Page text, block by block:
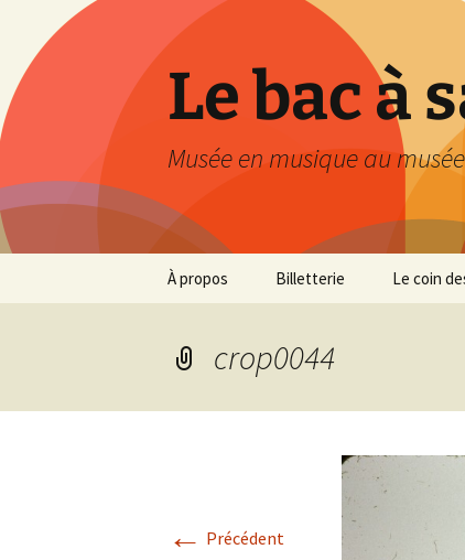
Le bac à
Musée en musique au
Aller
À propos Billetterie Le coin
crop0044
← Précédent